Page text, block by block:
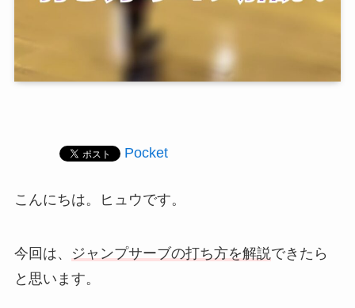
Pocket
こんにちは。ヒュウです。
今回は、 ジャンプサーブの打ち方を解説できたら
と思います。